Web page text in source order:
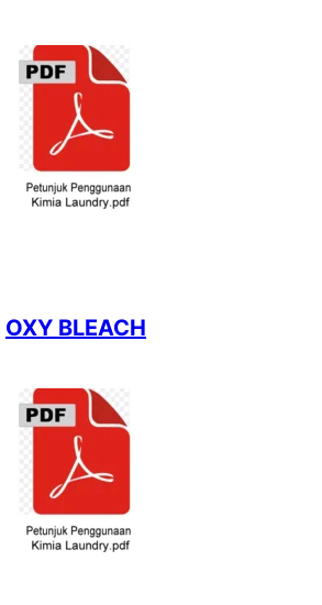
OXY BLEACH